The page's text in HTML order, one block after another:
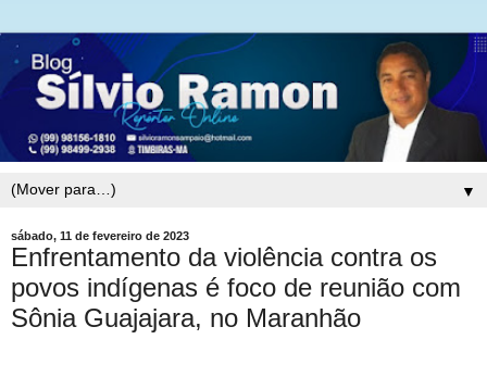
▼
sábado, 11 de fevereiro de 2023
Enfrentamento da violência contra os
povos indígenas é foco de reunião com
Sônia Guajajara, no Maranhão